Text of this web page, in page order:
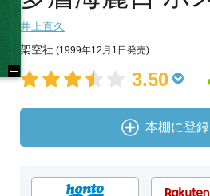
井上直久
架空社 (1999年12月1日発売)
3.50
本棚に登録